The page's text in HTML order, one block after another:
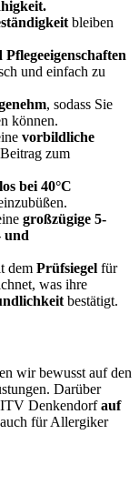
bleiben
und einfach zu
, sodass Sie
können.
vorbildliche
zum
bei 40°C
großzügige 5-
und
dem Prüfsiegel für
was ihre
bestätigt.
wir bewusst auf den
Darüber
ITV Denkendorfauf
für Allergiker